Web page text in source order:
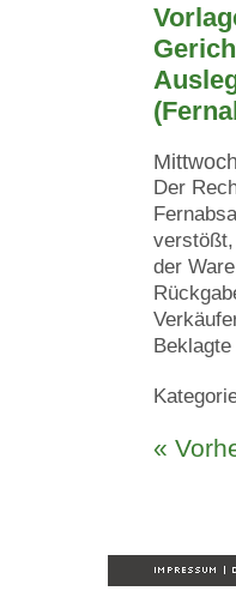
Der
verstößt,
der
«